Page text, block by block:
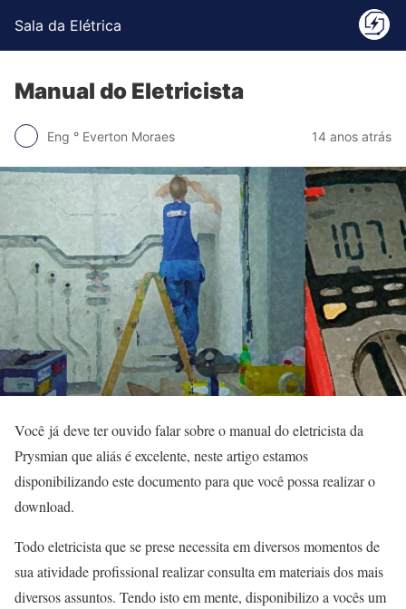
Sala da Elétrica
Manual do Eletricista
Eng ° Everton Moraes 14 anos atrás
Você já deve ter ouvido falar sobre o manual do eletricista da
Prysmian que aliás é excelente, neste artigo estamos
disponibilizando este documento para que você possa realizar o
download.
Todo eletricista que se prese necessita em diversos momentos de
sua atividade profissional realizar consulta em materiais dos mais
diversos assuntos. Tendo isto em mente, disponibilizo a vocês um